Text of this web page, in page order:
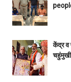
केंद्र व
चहुंमुखी